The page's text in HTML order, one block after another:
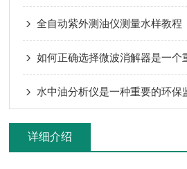
全自动紫外测油仪测量水样教程
如何正确选择微波消解器是一个
水中油分析仪是一种重要的环保
详细介绍